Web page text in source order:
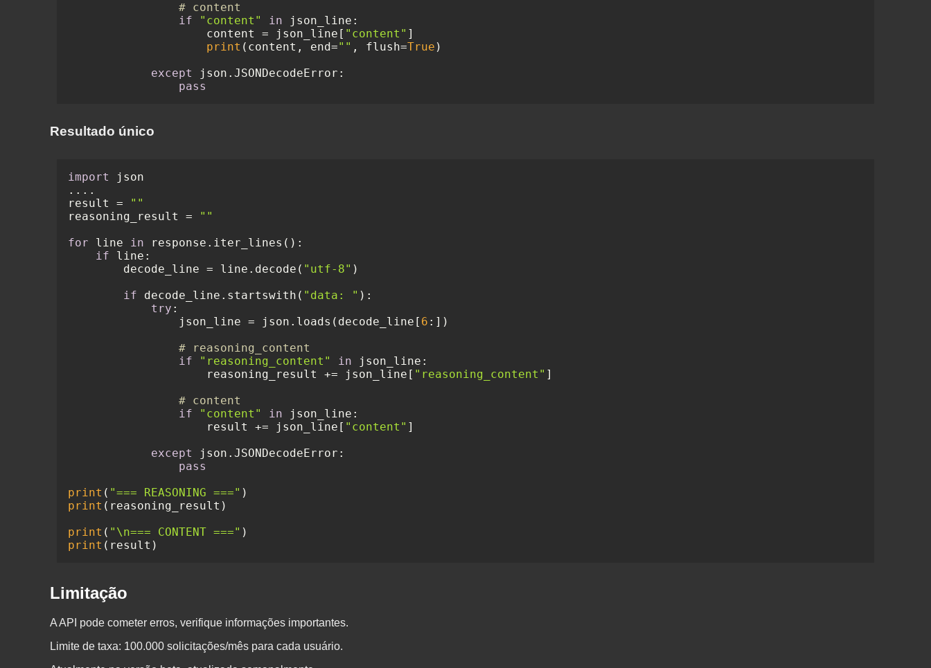
# content
if
"content" in json_line:
                    content = json_line[
"content" ]
print (content, end="" , flush=True )
except
json.JSONDecodeError:
pass
Resultado único
import
json
....
result =
""
reasoning_result =
""
for line in response.iter_lines():
if line:
        decode_line = line.decode(
"utf-8" )
if decode_line.startswith( "data: " ):
try :
                json_line = json.loads(decode_line[
6 :])
# reasoning_content
if
"reasoning_content" in json_line:
                    reasoning_result += json_line[
"reasoning_content" ]
# content
if
"content" in json_line:
                    result += json_line[
"content" ]
except
json.JSONDecodeError:
pass
print ( "=== REASONING ==="
print (reasoning_result)
print ( "\n=== CONTENT ==="
print
Limitação
A API pode cometer erros, verifique informações importantes.
Limite de taxa: 100.000 solicitações/mês para cada usuário.